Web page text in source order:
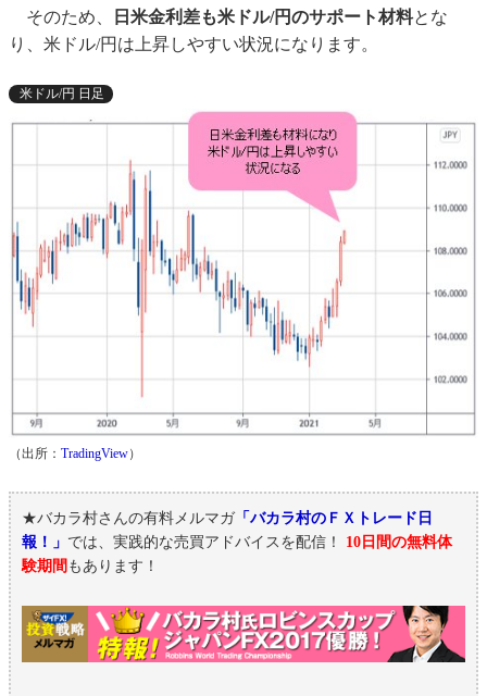
そのため、 日米金利差も米ドル/円のサポート材料とな
り、米ドル/円は上昇しやすい状況になります。
米ドル/円 日足
（出所： TradingView）
★バカラ村さんの有料メルマガ「バカラ村のＦＸトレード日
報！」 では、実践的な売買アドバイスを配信！
10日間の無料体
験期間 もあります！